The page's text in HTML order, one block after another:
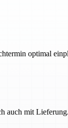
optimal
auch mit Lieferung.